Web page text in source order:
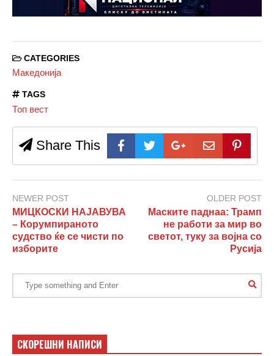
CATEGORIES
Македонија
TAGS
Топ вест
Share This
NEWER POST
МИЦКОСКИ НАЈАВУВА
– Корумпираното
судство ќе се чисти по
изборите
OLDER POST
Маските паднаа: Трамп
не работи за мир во
светот, туку за војна со
Русија
СКОРЕШНИ НАПИСИ